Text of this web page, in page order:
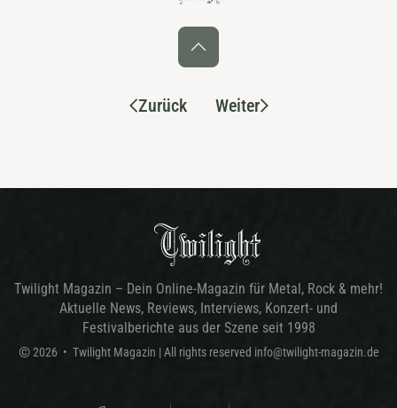
Zurück Weiter
Twilight Magazin – Dein Online-Magazin für Metal, Rock & mehr!
Aktuelle News, Reviews, Interviews, Konzert- und
Festivalberichte aus der Szene seit 1998
© 2026 • Twilight Magazin | All rights reserved info@twilight-magazin.de